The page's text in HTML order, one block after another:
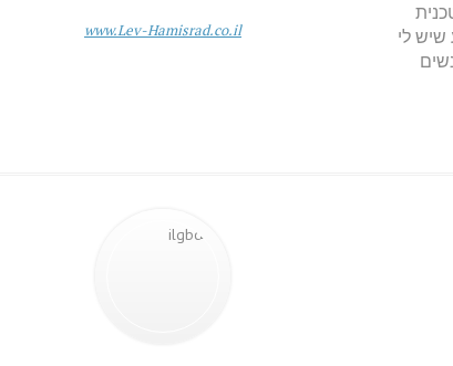
שיש לי
www.Lev-Hamisrad.co.il